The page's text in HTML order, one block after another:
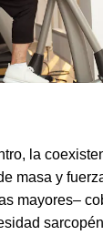
la
masa y
mayores–